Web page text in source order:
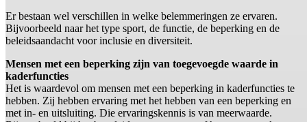
Er bestaan wel verschillen in welke belemmeringen ze ervaren.
Bijvoorbeeld naar het type sport, de functie, de beperking en de
beleidsaandacht voor inclusie en diversiteit.
Mensen met een beperking zijn van toegevoegde waarde in
kaderfuncties
Het is waardevol om mensen met een beperking in kaderfuncties te
hebben. Zij hebben ervaring met het hebben van een beperking en
met in- en uitsluiting. Die ervaringskennis is van meerwaarde.